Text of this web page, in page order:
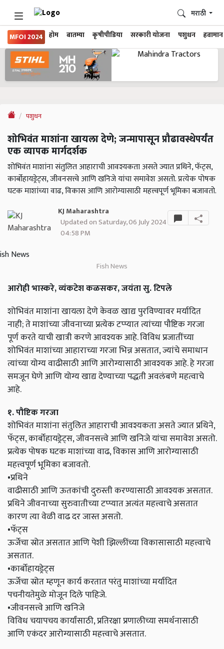
MFOI 2024 होम बातम्या कृषीपीडिया सरकारी योजना पशुधन हवामान
मराठी
पशुधन
शोभिवंत माशांना खायला देणे; जन्मापासून प्रौढावस्थेपर्यंत
एक व्यापक मार्गदर्शक
शोभिवंत माशांना संतुलित आहाराची आवश्यकता असते ज्यात प्रथिने, फॅट्स,
कार्बोहायड्रेट्स, जीवनसत्त्वे आणि खनिजे यांचा समावेश असतो. प्रत्येक पोषक
घटक माशांच्या वाढ, विकास आणि आरोग्यासाठी महत्त्वपूर्ण भूमिका बजावतो.
KJ Maharashtra
Updated on Saturday, 06 July 2024
04:58 PM
Fish News
आरोही भास्करे, व्यंकटेश कळसकर, जयंता सु. टिपले
शोभिवंत माशांना खायला देणे केवळ खाद्य पुरविण्यावर मर्यादित
नाही; ते माशांच्या जीवनाच्या प्रत्येक टप्प्यात त्यांच्या पौष्टिक गरजा
पूर्ण करते याची खात्री करणे आवश्यक आहे. विविध प्रजातींच्या
शोभिवंत माशांच्या आहाराच्या गरजा भिन्न असतात, ज्यांचे समाधान
त्यांच्या योग्य वाढीसाठी आणि आरोग्यासाठी आवश्यक आहे. हे गरजा
समजून घेणे आणि योग्य खाद्य देण्याच्या पद्धती अवलंबणे महत्वाचे
आहे.
१. पौष्टिक गरजा
शोभिवंत माशांना संतुलित आहाराची आवश्यकता असते ज्यात प्रथिने,
फॅट्स, कार्बोहायड्रेट्स, जीवनसत्त्वे आणि खनिजे यांचा समावेश असतो.
प्रत्येक पोषक घटक माशांच्या वाढ, विकास आणि आरोग्यासाठी
महत्त्वपूर्ण भूमिका बजावतो.
•प्रथिने
वाढीसाठी आणि ऊतकांची दुरुस्ती करण्यासाठी आवश्यक असतात.
प्रथिने जीवनाच्या सुरुवातीच्या टप्प्यात अत्यंत महत्त्वाचे असतात
कारण त्या वेळी वाढ दर जास्त असतो.
•फॅट्स
ऊर्जेचा स्रोत असतात आणि पेशी झिल्लींच्या विकासासाठी महत्त्वाचे
असतात.
•कार्बोहायड्रेट्स
ऊर्जेचा स्रोत म्हणून कार्य करतात परंतु माशांच्या मर्यादित
पचनीयतेमुळे मोजून दिले पाहिजे.
•जीवनसत्त्वे आणि खनिजे
विविध चयापचय कार्यांसाठी, प्रतिरक्षा प्रणालीच्या समर्थनासाठी
आणि एकंदर आरोग्यासाठी महत्त्वाचे असतात.